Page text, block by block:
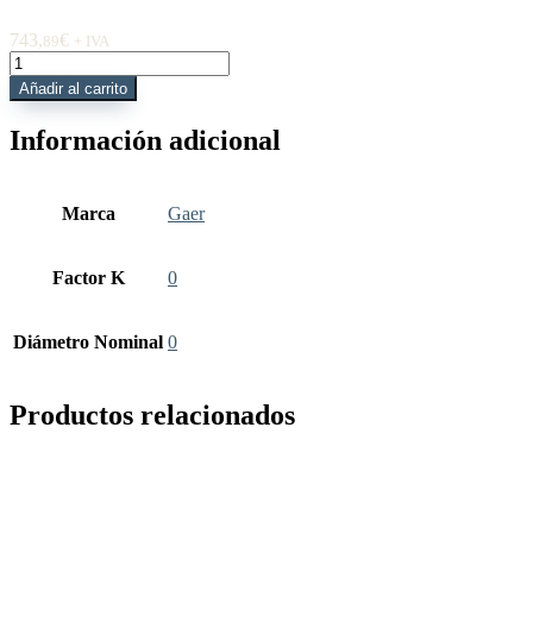
743,89€ + IVA
VCNRSPIW
Poste
indicador
pared
cantidad
Añadir al carrito
Información adicional
Marca Gaer
Factor K 0
Diámetro Nominal 0
Productos relacionados